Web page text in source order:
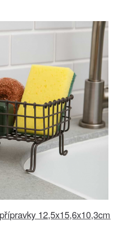
12,5x15,6x10,3cm